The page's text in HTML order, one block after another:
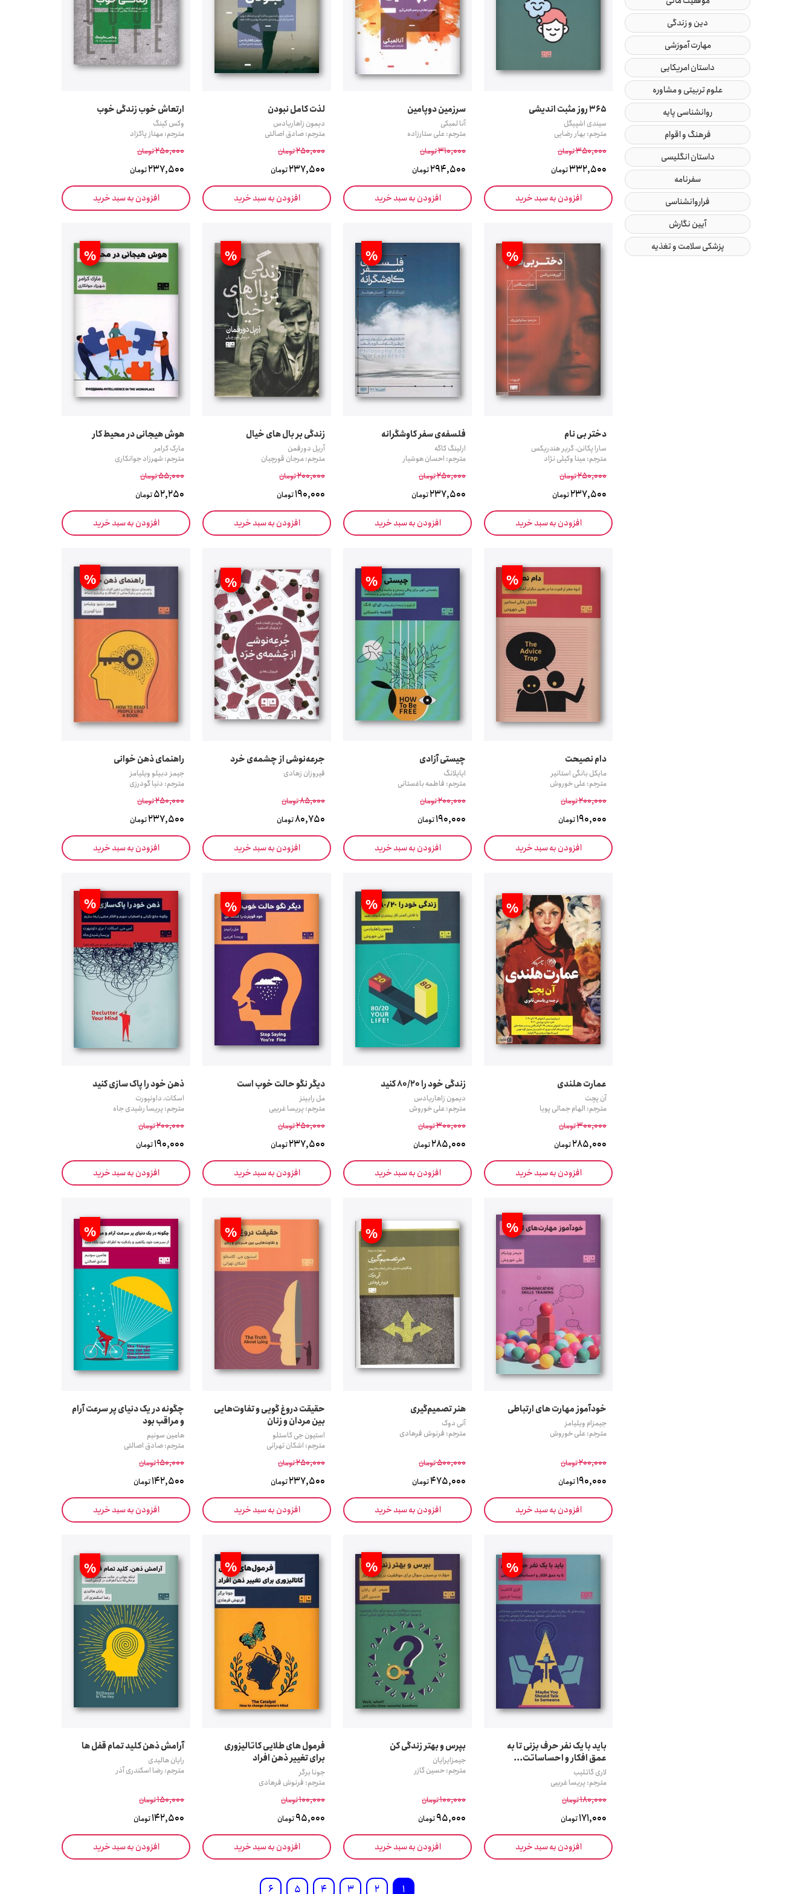
دین و زندگی
مهارت آموزشی
داستان امریکایی
علوم تربیتی و مشاوره
روانشناسی پایه
فرهنگ و اقوام
داستان انگلیسی
سفرنامه
فراروانشناسی
آیین نگارش
پزشکی سلامت و تغذیه
365 روز مثبت اندیشی
سیندی اشپیگل
مترجم: بهار رضایی
350,000تومان
332,500تومان
افزودن به سبد خرید
سرزمین دوپامین
آنا لمبکی
مترجم: علی ستارزاده
310,000تومان
294,500تومان
افزودن به سبد خرید
لذت کامل نبودن
دیمون زاهاریادس
مترجم: صادق اصالتی
250,000تومان
237,500تومان
افزودن به سبد خرید
ارتعاش خوب زندگی خوب
وکس کینگ
مترجم: مهناز پاکزاد
250,000تومان
237,500تومان
افزودن به سبد خرید
%
دختر بی نام
سارا پکانن، گریر هندریکس
مترجم: مینا وکیلی نژاد
250,000تومان
237,500تومان
افزودن به سبد خرید
%
فلسفه‌ی سفر کاوشگرانه
ارلینگ کاگه
مترجم: احسان هوشیار
250,000تومان
237,500تومان
افزودن به سبد خرید
%
زندگی بر بال های خیال
آریل دورفمن
مترجم: مرجان قورچیان
200,000تومان
190,000تومان
افزودن به سبد خرید
%
هوش هیجانی در محیط کار
مارک کرامر
مترجم: شهرزاد جوانکاری
55,000تومان
52,250تومان
افزودن به سبد خرید
%
دام نصیحت
مایکل بانگی استانیر
مترجم: علی خوروش
200,000تومان
190,000تومان
افزودن به سبد خرید
%
چیستی آزادی
ایایلانگ
مترجم: فاطمه باغستانی
200,000تومان
190,000تومان
افزودن به سبد خرید
%
جرعه‌نوشی از چشمه‌ی خرد
فیروزان زهادی
85,000تومان
80,750تومان
افزودن به سبد خرید
%
راهنمای ذهن خوانی
جیمز دبیلو ویلیامز
مترجم: دنیا گودرزی
250,000تومان
237,500تومان
افزودن به سبد خرید
%
عمارت هلندی
آن پچت
مترجم: الهام جمالی پویا
300,000تومان
285,000تومان
افزودن به سبد خرید
%
زندگی خود را 80/20 کنید
دیمون زاهاریادس
مترجم: علی خوروش
300,000تومان
285,000تومان
افزودن به سبد خرید
%
دیگر نگو حالت خوب است
مل رابینز
مترجم: پریسا غریبی
250,000تومان
237,500تومان
افزودن به سبد خرید
%
ذهن خود را پاک سازی کنید
اسکات، داونپورت
مترجم: پریسا رشیدی جاه
200,000تومان
190,000تومان
افزودن به سبد خرید
%
خودآموز مهارت های ارتباطی
جیمزام ویلیامز
مترجم: علی خوروش
200,000تومان
190,000تومان
افزودن به سبد خرید
%
هنر تصمیم‌گیری
آنی دوک
مترجم: فرنوش فرهادی
500,000تومان
475,000تومان
افزودن به سبد خرید
%
حقیقت دروغ گویی و تفاوت‌هایی
بین مردان و زنان
استیون جی کاستلو
مترجم: اشکان تهرانی
250,000تومان
237,500تومان
افزودن به سبد خرید
%
چگونه در یک دنیای پر سرعت آرام
و مراقب بود
هامین سونیم
مترجم: صادق اصالتی
150,000تومان
142,500تومان
افزودن به سبد خرید
%
باید با یک نفر حرف بزنی تا به
عمق افکار و احساساتت...
لاری گاتلیب
مترجم: پریسا غریبی
180,000تومان
171,000تومان
افزودن به سبد خرید
%
بپرس و بهتر زندگی کن
جیمزایرایان
مترجم: حسین گازر
100,000تومان
95,000تومان
افزودن به سبد خرید
%
فرمول های طلایی کاتالیزوری
برای تغییر ذهن افراد
جونا برگر
مترجم: فرنوش فرهادی
100,000تومان
95,000تومان
افزودن به سبد خرید
%
آرامش ذهن کلید تمام قفل ها
رایان هالیدی
مترجم: رضا اسکندری آذر
150,000تومان
142,500تومان
افزودن به سبد خرید
1
2
3
4
5
6